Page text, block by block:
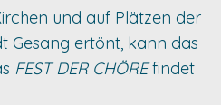
und auf Plätzen der
Gesang ertönt, kann das
FEST DER CHÖREfindet